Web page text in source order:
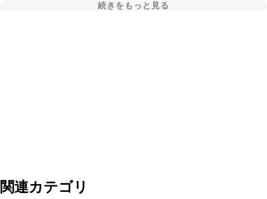
続きをもっと見る
関連カテゴリ